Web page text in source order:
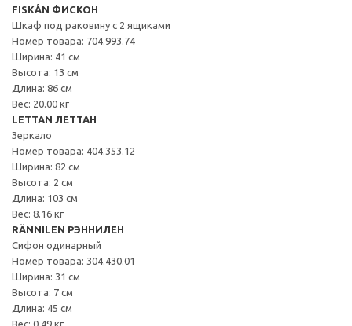
FISKÅN ФИСКОН
Шкаф под раковину с 2 ящиками
Номер товара: 704.993.74
Ширина: 41 см
Высота: 13 см
Длина: 86 см
Вес: 20.00 кг
LETTAN ЛЕТТАН
Зеркало
Номер товара: 404.353.12
Ширина: 82 см
Высота: 2 см
Длина: 103 см
Вес: 8.16 кг
RÄNNILEN РЭННИЛЕН
Сифон одинарный
Номер товара: 304.430.01
Ширина: 31 см
Высота: 7 см
Длина: 45 см
Вес: 0.49 кг